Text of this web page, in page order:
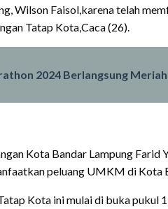
Wilson Faisol,karena telah
Tatap Kota,Caca (26).
2024 Berlangsung Meriah
Kota Bandar Lampung Farid
peluang UMKM di Kota
Kota ini mulai di buka pukul